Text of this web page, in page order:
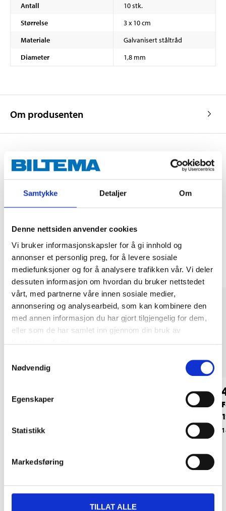
Samtykke Detaljer Om
Denne nettsiden anvender cookies
Vi bruker informasjonskapsler for å gi innhold og
annonser et personlig preg, for å levere sosiale
mediefunksjoner og for å analysere trafikken vår. Vi deler
dessuten informasjon om hvordan du bruker nettstedet
vårt, med partnerne våre innen sosiale medier,
annonsering og analysearbeid, som kan kombinere den
med annen informasjon du har gjort tilgjengelig for dem,
eller som de har samlet inn gjennom din bruk av
Nødvendig
Egenskaper
Statistikk
Markedsføring
TILLAT ALLE
Antall
10 stk.
Størrelse
3 x 10 cm
Materiale
Galvanisert ståltråd
Diameter
1,8 mm
Om produsenten
Kjøp & Hent
Kjøp & Hent i ditt varehus.
Andre kunder har også kjøpt
Vevd jorddekke, 100
14-2407
Vevd jorddekke, 50
Relaterte produkter